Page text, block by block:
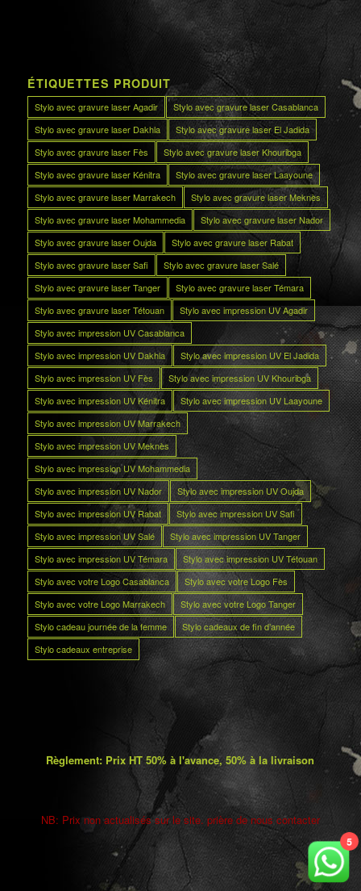
ÉTIQUETTES PRODUIT
Stylo avec gravure laser Agadir
Stylo avec gravure laser Casablanca
Stylo avec gravure laser Dakhla
Stylo avec gravure laser El Jadida
Stylo avec gravure laser Fès
Stylo avec gravure laser Khouribga
Stylo avec gravure laser Kénitra
Stylo avec gravure laser Laayoune
Stylo avec gravure laser Marrakech
Stylo avec gravure laser Meknès
Stylo avec gravure laser Mohammedia
Stylo avec gravure laser Nador
Stylo avec gravure laser Oujda
Stylo avec gravure laser Rabat
Stylo avec gravure laser Safi
Stylo avec gravure laser Salé
Stylo avec gravure laser Tanger
Stylo avec gravure laser Témara
Stylo avec gravure laser Tétouan
Stylo avec impression UV Agadir
Stylo avec impression UV Casablanca
Stylo avec impression UV Dakhla
Stylo avec impression UV El Jadida
Stylo avec impression UV Fès
Stylo avec impression UV Khouribga
Stylo avec impression UV Kénitra
Stylo avec impression UV Laayoune
Stylo avec impression UV Marrakech
Stylo avec impression UV Meknès
Stylo avec impression UV Mohammedia
Stylo avec impression UV Nador
Stylo avec impression UV Oujda
Stylo avec impression UV Rabat
Stylo avec impression UV Safi
Stylo avec impression UV Salé
Stylo avec impression UV Tanger
Stylo avec impression UV Témara
Stylo avec impression UV Tétouan
Stylo avec votre Logo Casablanca
Stylo avec votre Logo Fès
Stylo avec votre Logo Marrakech
Stylo avec votre Logo Tanger
Stylo cadeau journée de la femme
Stylo cadeaux de fin d’année
Stylo cadeaux entreprise
Règlement: Prix HT 50% à l'avance, 50% à la livraison
NB: Prix non actualisés sur le site. prière de nous contacter
5